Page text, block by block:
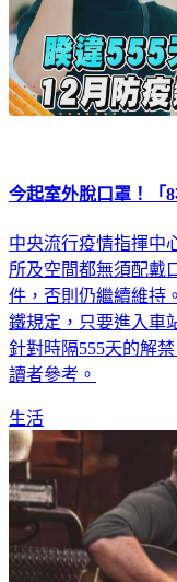
今起室外脫口罩！「
中央流行疫情指揮中
所及空間都無須配戴
件，否則仍繼續維持
鐵規定，只要進入車
針對時隔555天的解
讀者參考。
生活